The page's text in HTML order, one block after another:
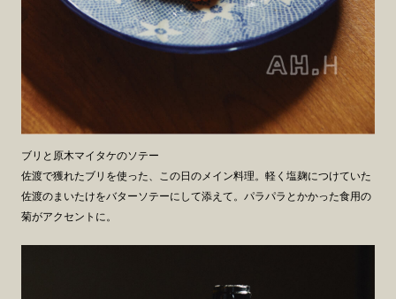
ブリと原木マイタケのソテー
佐渡で獲れたブリを使った、この日のメイン料理。軽く塩麹につけていた
佐渡のまいたけをバターソテーにして添えて。パラパラとかかった食用の
菊がアクセントに。